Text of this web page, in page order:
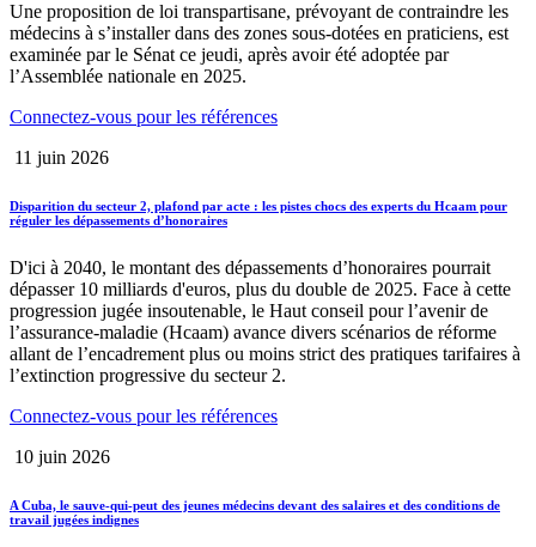
Une proposition de loi transpartisane, prévoyant de contraindre les
médecins à s’installer dans des zones sous-dotées en praticiens, est
examinée par le Sénat ce jeudi, après avoir été adoptée par
l’Assemblée nationale en 2025.
Connectez-vous pour les références
11 juin 2026
Disparition du secteur 2, plafond par acte : les pistes chocs des experts du Hcaam pour
réguler les dépassements d’honoraires
D'ici à 2040, le montant des dépassements d’honoraires pourrait
dépasser 10 milliards d'euros, plus du double de 2025. Face à cette
progression jugée insoutenable, le Haut conseil pour l’avenir de
l’assurance-maladie (Hcaam) avance divers scénarios de réforme
allant de l’encadrement plus ou moins strict des pratiques tarifaires à
l’extinction progressive du secteur 2.
Connectez-vous pour les références
10 juin 2026
A Cuba, le sauve-qui-peut des jeunes médecins devant des salaires et des conditions de
travail jugées indignes